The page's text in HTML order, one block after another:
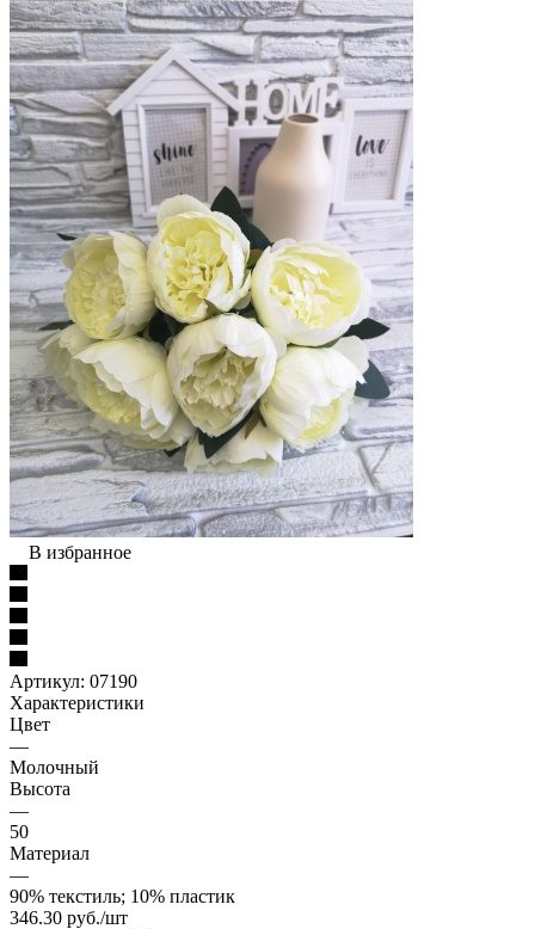
В избранное
Артикул: 07190
Характеристики
Цвет
—
Молочный
Высота
—
50
Материал
—
90% текстиль; 10% пластик
346.30 руб./шт